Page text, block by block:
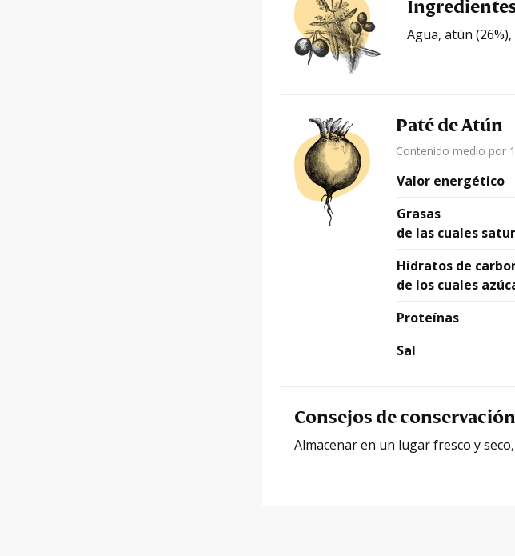
Agua, atún
Paté de Atún
Contenido medio por
Valor energético
Grasas
de las cuales
Hidratos de
de los cuales
Proteínas
Sal
Consejos de conservación
Almacenar en un lugar fresco y